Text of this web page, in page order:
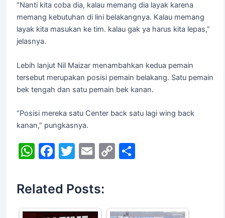
“Nanti kita coba dia, kalau memang dia layak karena
memang kebutuhan di lini belakangnya. Kalau memang
layak kita masukan ke tim. kalau gak ya harus kita lepas,”
jelasnya.
Lebih lanjut Nil Maizar menambahkan kedua pemain
tersebut merupakan posisi pemain belakang. Satu pemain
bek tengah dan satu pemain bek kanan.
“Posisi mereka satu Center back satu lagi wing back
kanan,” pungkasnya.
W
at
s
F
c
e
T
itt
er
E
ai
l
C S
Related Posts: